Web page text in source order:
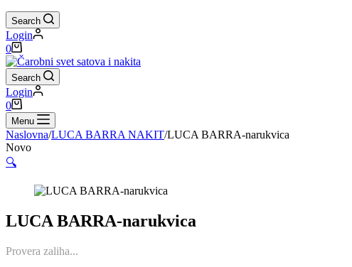
Search
Login
Shopping
cart
0
Search
Login
Shopping
cart
0
Menu
Naslovna/LUCA BARRA NAKIT/LUCA BARRA-narukvica
Novo
🔍
LUCA BARRA-narukvica
Provera zaliha...